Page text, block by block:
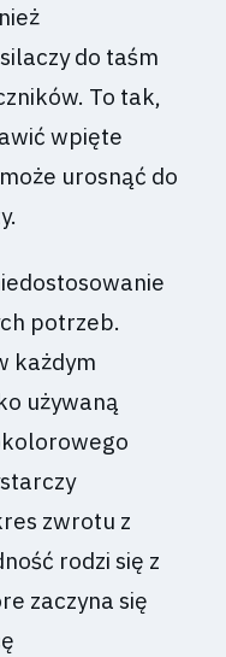
do taśm
To tak,
wpięte
urosnąć do
potrzeb.
każdym
używaną
zwrotu z
rodzi się z
zaczyna się